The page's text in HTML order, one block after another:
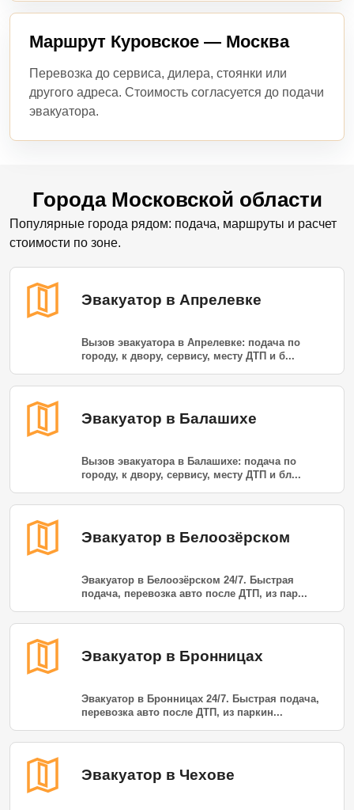
Маршрут Куровское — Москва
Перевозка до сервиса, дилера, стоянки или
другого адреса. Стоимость согласуется до подачи
эвакуатора.
Города Московской области
Популярные города рядом: подача, маршруты и расчет
стоимости по зоне.
Эвакуатор в Апрелевке
Вызов эвакуатора в Апрелевке: подача по
городу, к двору, сервису, месту ДТП и б...
Эвакуатор в Балашихе
Вызов эвакуатора в Балашихе: подача по
городу, к двору, сервису, месту ДТП и бл...
Эвакуатор в Белоозёрском
Эвакуатор в Белоозёрском 24/7. Быстрая
подача, перевозка авто после ДТП, из пар...
Эвакуатор в Бронницах
Эвакуатор в Бронницах 24/7. Быстрая подача,
перевозка авто после ДТП, из паркин...
Эвакуатор в Чехове